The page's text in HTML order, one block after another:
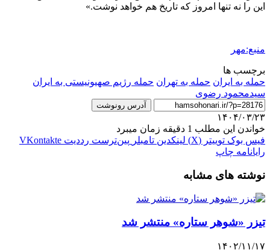
این را نه تنها امروز که تاریخ هم خواهد نوشت.»
منبع:مهر
برچسب ها
حمله به ایران حمله به تهران حمله رژیم صهیونیستی به ایران
سیدمحمود رضوی
آدرس رونوشت
۱۴۰۴/۰۳/۲۳
خواندن این مطلب 1 دقیقه زمان میبرد
فیس بوک توییتر (X) لینکدین ‫تامبلر ‫پین‌ترست ‫رددیت ‫VKontakte
رایانامه چاپ
نوشته های مشابه
تیزر «شوهر ستاره» منتشر شد
۱۴۰۲/۱۱/۱۷